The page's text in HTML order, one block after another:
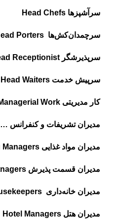
سرآشپزها Head Chefs
سرچمدان‌کش‌ها Head Porters
سرپذیرشگر Head Receptionist
سرپیش خدمت Head Waiters
کار مدیریتی Managerial Work
مدیران تشریفات و کنفرانس …Conference and
مدیران مواد غذایی Catering Managers
مدیران قسمت پذیرش Front – Office Managers
مدیران خانه‌داری Executive Head Housekeepers
مدیران هتل Hotel Managers